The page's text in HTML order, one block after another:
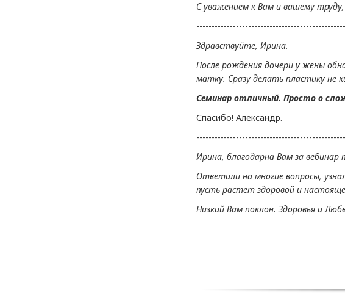
С уважением к Вам и вашему труду,
Здравствуйте, Ирина.
После рождения дочери у жены
матку. Сразу делать пластику не
Семинар отличный. Просто о
Спасибо! Александр.
Ирина, благодарна Вам за
Ответили на многие вопросы,
пусть растет здоровой и
Низкий Вам поклон. Здоровья и